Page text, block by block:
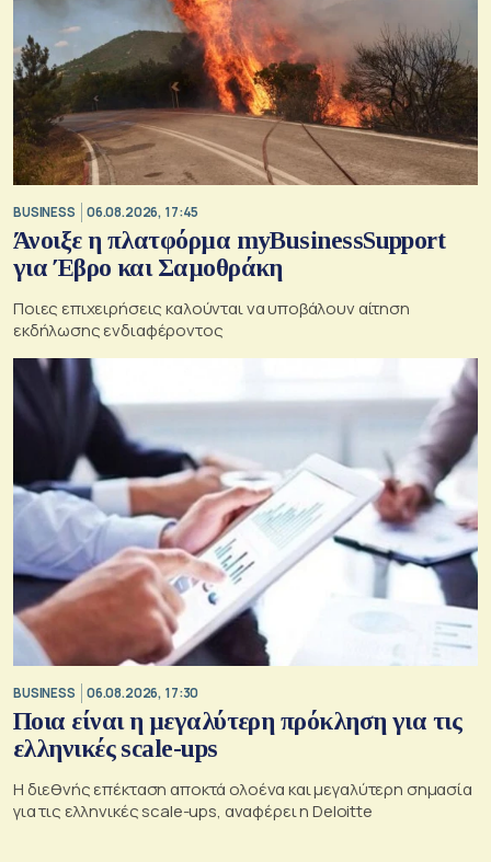
BUSINESS 06.08.2026, 17:45
Άνοιξε η πλατφόρμα myBusinessSupport
για Έβρο και Σαμοθράκη
Ποιες επιχειρήσεις καλούνται να υποβάλουν αίτηση
εκδήλωσης ενδιαφέροντος
BUSINESS 06.08.2026, 17:30
Ποια είναι η μεγαλύτερη πρόκληση για τις
ελληνικές scale-ups
Η διεθνής επέκταση αποκτά ολοένα και μεγαλύτερη σημασία
για τις ελληνικές scale-ups, αναφέρει η Deloitte